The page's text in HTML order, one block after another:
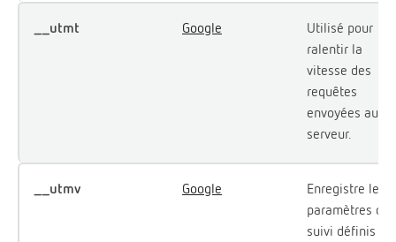
__utmt Google
Utilisé pour
ralentir la
vitesse des
requêtes
envoyées au
serveur.
__utmv Google
Enregistre les
paramètres de
suivi définis